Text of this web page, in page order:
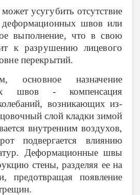
усугубить отсутствие
деформационных швов или
выполнение, что в свою
к разрушению лицевого
перекрытий.
основное назначение
швов - компенсация
возникающих из-
слой кладки зимой
внутренним воздухов,
подвергается влиянию
Деформационные швы
стены, разделяя ее на
предотвращая появление